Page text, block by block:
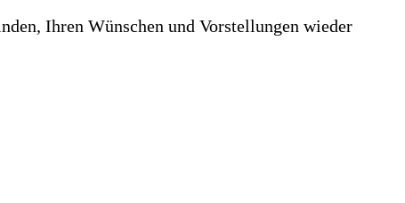
Ihren Wünschen und Vorstellungen wieder